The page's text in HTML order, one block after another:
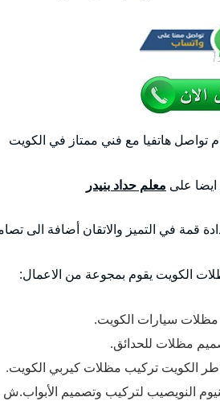
تواصل هاتفيا مع فني ممتاز في الكويت
على معلم حداد بنيدر
قمة في التميز والاتقان أضافة الى
الكويت يقوم بمجوعة من الاعمال:
سيارات الكويت.
مظلات للحدائق.
الكويت تركيب مظلات كيربي الكويت.
النويصيب لتركيب وتصميم الأبواب.ش